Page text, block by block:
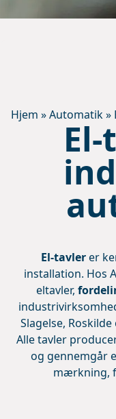
Hjem »Automatik»
El-tavlerer
installation. Hos
eltavler,
Slagelse,
Alle tavler
og gennemgår
mærkning,